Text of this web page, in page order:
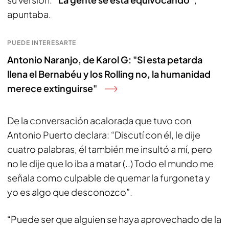
apuntaba.
PUEDE INTERESARTE
Antonio Naranjo, de Karol G: "Si esta petarda
llena el Bernabéu y los Rolling no, la humanidad
merece extinguirse"
De la conversación acalorada que tuvo con
Antonio Puerto declara: “Discutí con él, le dije
cuatro palabras, él también me insultó a mí, pero
no le dije que lo iba a matar (..) Todo el mundo me
señala como culpable de quemar la furgoneta y
yo es algo que desconozco”.
“Puede ser que alguien se haya aprovechado de la